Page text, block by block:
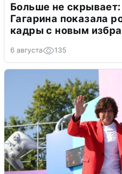
Больше не
Гагарина показала
кадры с новым
6 августа 135